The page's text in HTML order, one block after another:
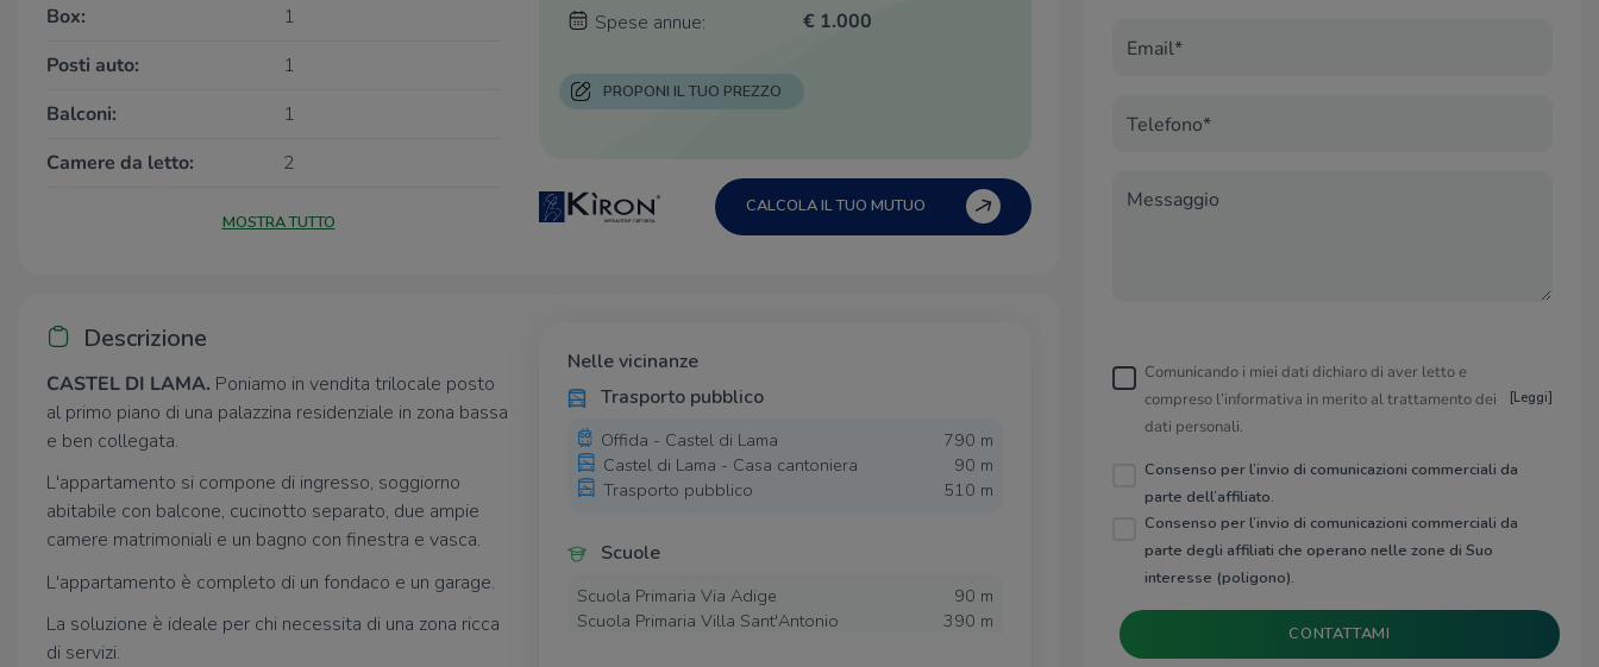
Box:
1
Posti auto:
1
Balconi:
1
Camere da letto:
2
MOSTRA TUTTO
Spese annue:
€ 1.000
PROPONI IL TUO PREZZO
CALCOLA IL TUO MUTUO
Descrizione
CASTEL DI LAMA. Poniamo in vendita trilocale posto
al primo piano di una palazzina residenziale in zona bassa
e ben collegata.
L'appartamento si compone di ingresso, soggiorno
abitabile con balcone, cucinotto separato, due ampie
camere matrimoniali e un bagno con finestra e vasca.
L'appartamento è completo di un fondaco e un garage.
La soluzione è ideale per chi necessita di una zona ricca
di servizi.
Nelle vicinanze
Trasporto pubblico
Offida - Castel di Lama
790 m
Castel di Lama - Casa cantoniera
90 m
Trasporto pubblico
510 m
Scuole
Scuola Primaria Via Adige
90 m
Scuola Primaria Villa Sant'Antonio
390 m
Email*
Telefono*
Messaggio
Comunicando i miei dati dichiaro di aver letto e
compreso l’informativa in merito al trattamento dei
dati personali.
[Leggi]
Consenso per l’invio di comunicazioni commerciali da
parte dell’affiliato.
Consenso per l’invio di comunicazioni commerciali da
parte degli affiliati che operano nelle zone di Suo
interesse (poligono).
CONTATTAMI